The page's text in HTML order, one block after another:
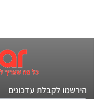
הירשמו לקבלת עדכונים